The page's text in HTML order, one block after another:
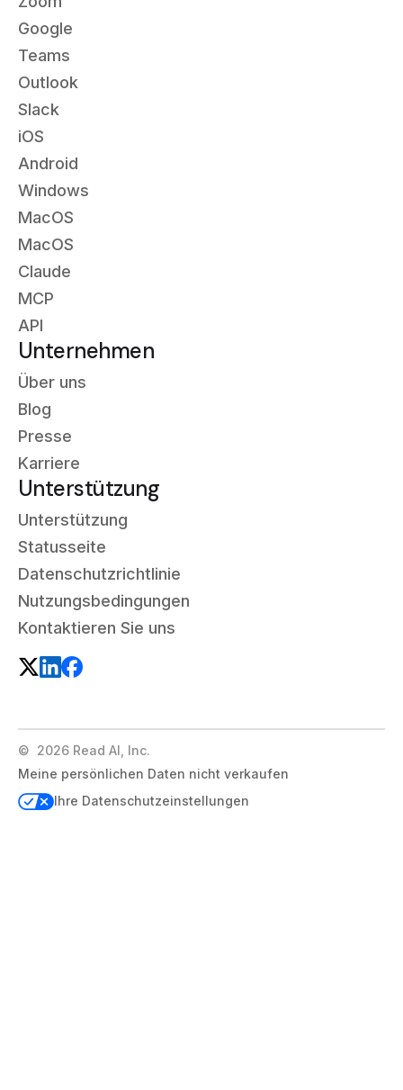
Google
Teams
Outlook
Slack
iOS
Android
Windows
MacOS
MacOS
Claude
MCP
API
Unternehmen
Über uns
Blog
Presse
Karriere
Unterstützung
Unterstützung
Statusseite
Datenschutzrichtlinie
Nutzungsbedingungen
Kontaktieren Sie uns
© 2026 Read AI, Inc.
Meine persönlichen Daten nicht verkaufen
Ihre Datenschutzeinstellungen